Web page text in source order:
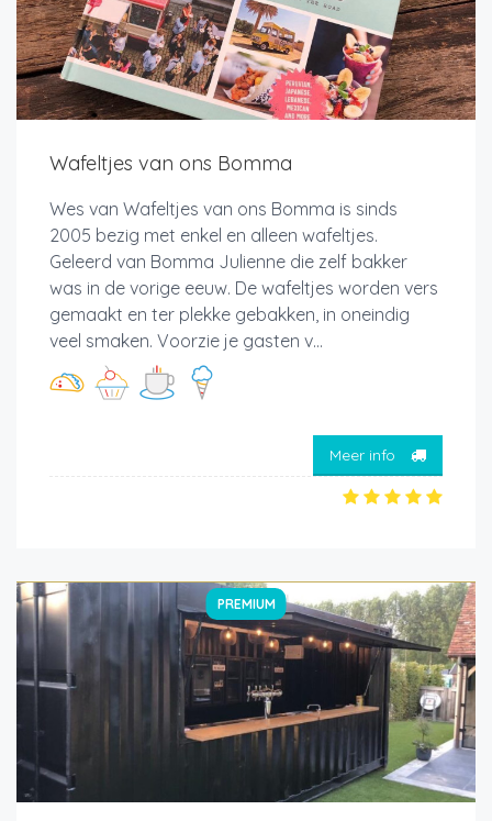
Wafeltjes van ons Bomma
Wes van Wafeltjes van ons Bomma is sinds
2005 bezig met enkel en alleen wafeltjes.
Geleerd van Bomma Julienne die zelf bakker
was in de vorige eeuw. De wafeltjes worden vers
gemaakt en ter plekke gebakken, in oneindig
veel smaken. Voorzie je gasten v...
Meer info
PREMIUM